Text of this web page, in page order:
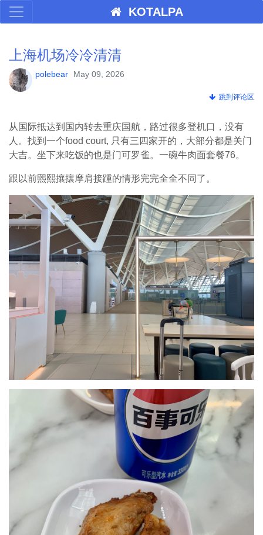
KOTALPA
上海机场冷冷清清
polebear May 09, 2026
跳到评论区
从国际抵达到国内转去重庆国航，路过很多登机口，没有
人。找到一个food court, 只有三四家开的，大部分都是关门
大吉。坐下来吃饭的也是门可罗雀。一碗牛肉面套餐76。
跟以前熙熙攘攘摩肩接踵的情形完完全全不同了。